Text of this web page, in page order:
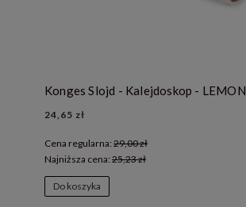
Konges Slojd - Kalejdoskop - LEMON
24,65 zł
Cena regularna: 29,00 zł
Najniższa cena: 25,23 zł
Do koszyka